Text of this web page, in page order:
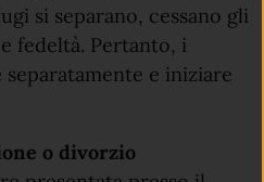
si separano, cessano gli
fedeltà. Pertanto, i
e iniziare
o divorzio